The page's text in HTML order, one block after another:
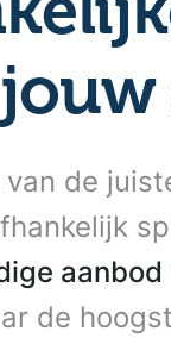
de
aanbod
de